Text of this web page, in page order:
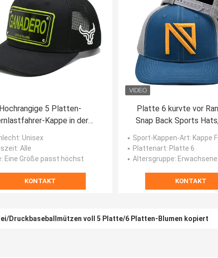
Hochrangige 5 Platten-
Kappe in der
roten weißen blauen
Farbe
: Unisex
: Alle
: Eine Größe passt höchst
KONTAKT
Platte 6 kurvte vor
Snap Back Sports
Marke des Logo-112
Fernlastfahrer-Kappe
Sport-Kappen-Art: Kappe
Plattenart: Platte 6
Altersgruppe: Erwachsene
KONTAKT
Druckbaseballmützen voll 5 Platte/6 Platten-Blumen kopiert